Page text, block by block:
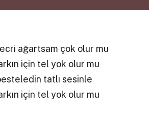
ağartsam çok olur mu
için tel yok olur mu
tatlı sesinle
için tel yok olur mu